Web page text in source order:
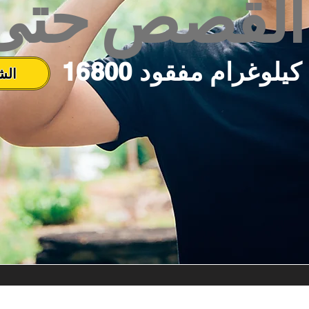
القصص
16800 كيلوغرام مفقود